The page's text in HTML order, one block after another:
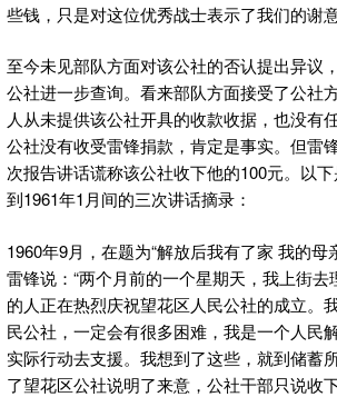
些钱，只是对这位优秀战士表示了我们的谢
至今未见部队方面对该公社的否认提出异议
公社进一步查询。看来部队方面接受了公社
人从未提供该公社开具的收款收据，也没有
公社没有收受雷锋捐款，肯定是事实。但雷
次报告讲话谎称该公社收下他的100元。以
到1961年1月间的三次讲话摘录：
1960年9月，在题为“解放后我有了家 我的母
雷锋说：“两个月前的一个星期天，我上街
的人正在热烈庆祝望花区人民公社的成立。
民公社，一定会有很多困难，我是一个人民
实际行动去支援。我想到了这些，就到储蓄
了望花区公社说明了来意，公社干部只说收